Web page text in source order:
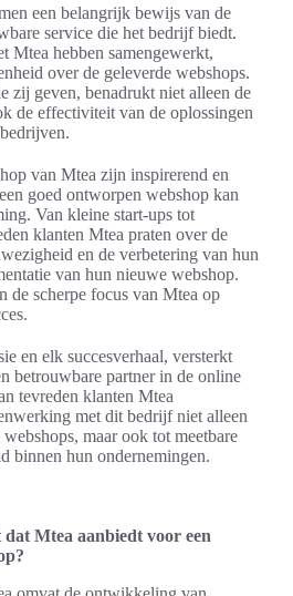
een belangrijk bewijs van de
service die het bedrijf biedt.
Mtea hebben samengewerkt,
over de geleverde webshops.
zij geven, benadrukt niet alleen de
de effectiviteit van de oplossingen
van Mtea zijn inspirerend en
goed ontworpen webshop kan
Van kleine start-ups tot
klanten Mtea praten over de
en de verbetering van hun
van hun nieuwe webshop.
de scherpe focus van Mtea op
en elk succesverhaal, versterkt
betrouwbare partner in de online
tevreden klanten Mtea
met dit bedrijf niet alleen
maar ook tot meetbare
binnen hun ondernemingen.
Mtea aanbiedt voor een